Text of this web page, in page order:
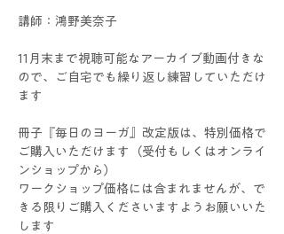
講師：鴻野美奈子
11月末まで視聴可能なアーカイブ動画付きな
ので、ご自宅でも繰り返し練習していただけ
ます
冊子『毎日のヨーガ』改定版は、特別価格で
ご購入いただけます（受付もしくはオンライ
ンショップから）
ワークショップ価格には含まれませんが、で
きる限りご購入くださいますようお願いいた
します